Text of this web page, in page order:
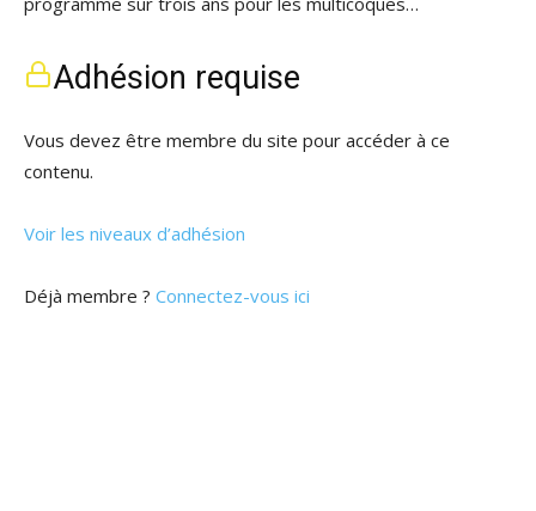
Adhésion requise
Vous devez être membre du site pour accéder à ce
contenu.
Voir les niveaux d’adhésion
Déjà membre ? Connectez-vous ici